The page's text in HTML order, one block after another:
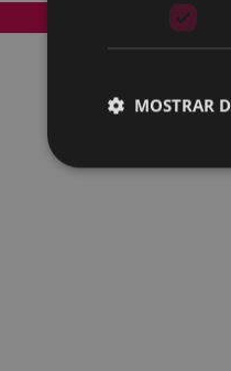
Mapa del Sitio
MOSTRAR